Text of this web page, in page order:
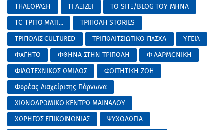
ΤΗΛΕΟΡΑΣΗ
ΤΙ ΑΞΙΖΕΙ
ΤΟ SITE/BLOG ΤΟΥ ΜΗΝΑ
ΤΟ ΤΡΙΤΟ ΜΑΤΙ...
ΤΡΙΠΟΛΗ STORIES
ΤΡΙΠΟΛΙΣ CULTURED
ΤΡΙΠΟΛΙΤΣΙΩΤΙΚΟ ΠΑΣΧΑ
ΥΓΕΙΑ
ΦΑΓΗΤΟ
ΦΘΗΝΑ ΣΤΗΝ ΤΡΙΠΟΛΗ
ΦΙΛΑΡΜΟΝΙΚΗ
ΦΙΛΟΤΕΧΝΙΚΟΣ ΟΜΙΛΟΣ
ΦΟΙΤΗΤΙΚΗ ΖΩΗ
Φορέας Διαχείρισης Πάρνωνα
ΧΙΟΝΟΔΡΟΜΙΚΟ ΚΕΝΤΡΟ ΜΑΙΝΑΛΟΥ
ΧΟΡΗΓΟΣ ΕΠΙΚΟΙΝΩΝΙΑΣ
ΨΥΧΟΛΟΓΙΑ